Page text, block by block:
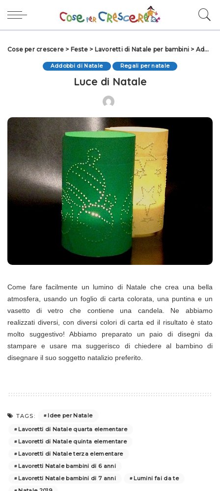
Cose per crescere > Feste > Lavoretti di Natale per bambini > Addobbi di Natale
Addobbi di Natale Regali per natale
Luce di Natale
Come fare facilmente un lumino di Natale che crea una bella
atmosfera, usando un foglio di carta colorata, una puntina e un
vasetto di vetro che contiene una candela. Ne abbiamo
realizzati diversi, con diversi colori di carta ed il risultato è stato
molto suggestivo! Abbiamo preparato un paio di disegni da
stampare e usare ma suggerisco di chiedere al bambino di
disegnare il suo soggetto natalizio preferito.
TAGS:
Idee per Natale
Lavoretti di Natale quarta elementare
Lavoretti di Natale quinta elementare
Lavoretti di Natale terza elementare
Lavoretti Natale bambini di 6 anni
Lavoretti Natale bambini di 7 anni
Lumini fai da te